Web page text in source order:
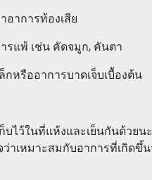
อาการท้องเสีย
รแพ้ เช่น คัดจมูก, คันตา
หรืออาการบาดเจ็บเบื้องต้น
ไว้ในที่แห้งและเย็นกันด้วย
าเหมาะสมกับอาการที่เกิดขึ้